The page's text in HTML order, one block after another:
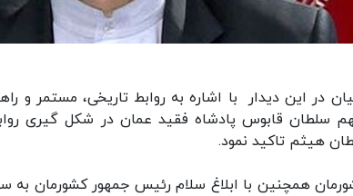
در این دیدار با اشاره به روابط تاریخی، مستمر
سلطان قابوس پادشاه فقید عمان در شکل گیری
هیثم تاکید نمود.
همچنین با ابلاغ سلام رئیس جمهور کشورمان